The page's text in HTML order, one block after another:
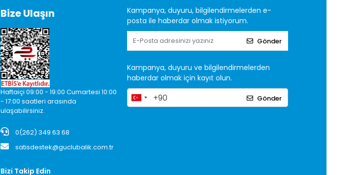
Bize Ulaşın
Haftaiçi 09:00 - 19:00 Cumartesi 10:00
- 17:00 saatleri arasında
ulaşabilirsiniz.
0(262) 349 63 68
satisdestek@guclubalik.com.tr
Bizi Takip Edin
Kampanya, duyuru, bilgilendirmelerden e-
posta ile haberdar olmak istiyorum.
Gönder
Kampanya, duyuru ve bilgilendirmelerden
haberdar olmak için kayıt olun.
Gönder